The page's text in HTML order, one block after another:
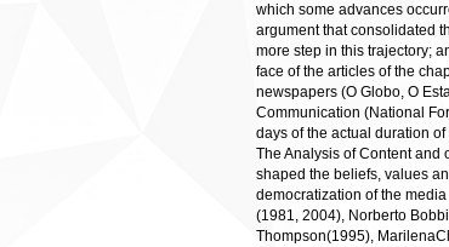
which some advances
argument that consolidated
more step in this trajectory;
face of the articles of the
newspapers (O Globo, O
Communication (National
days of the actual duration
The Analysis of Content and
shaped the beliefs, values
democratization of the
(1981, 2004), Norberto
Thompson(1995),